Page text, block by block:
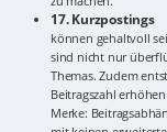
17. Kurzpostings
können gehaltvoll
sind nicht nur
Themas. Zudem
Beitragszahl
Merke: